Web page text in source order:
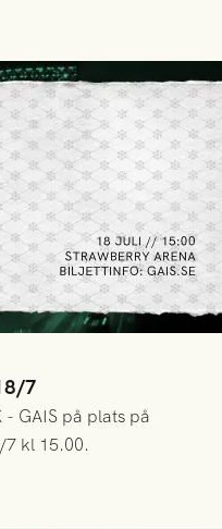
7
GAIS på plats på
7 kl 15.00.